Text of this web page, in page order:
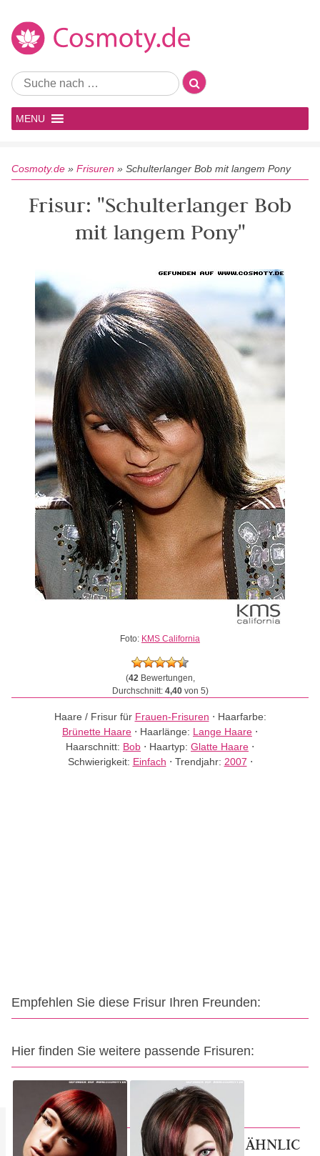
MENU
Cosmoty.de » Frisuren » Schulterlanger Bob mit langem Pony
Frisur: "Schulterlanger Bob
mit langem Pony"
Foto: KMS California
(42Bewertungen,
Durchschnitt: 4,40von 5)
Haare / Frisur für Frauen-Frisuren ⋅ Haarfarbe:
Brünette Haare ⋅ Haarlänge: Lange Haare ⋅
Haarschnitt: Bob ⋅ Haartyp: Glatte Haare ⋅
Schwierigkeit: Einfach ⋅ Trendjahr: 2007 ⋅
Empfehlen Sie diese Frisur Ihren Freunden:
Hier finden Sie weitere passende Frisuren:
ÄHNLIC